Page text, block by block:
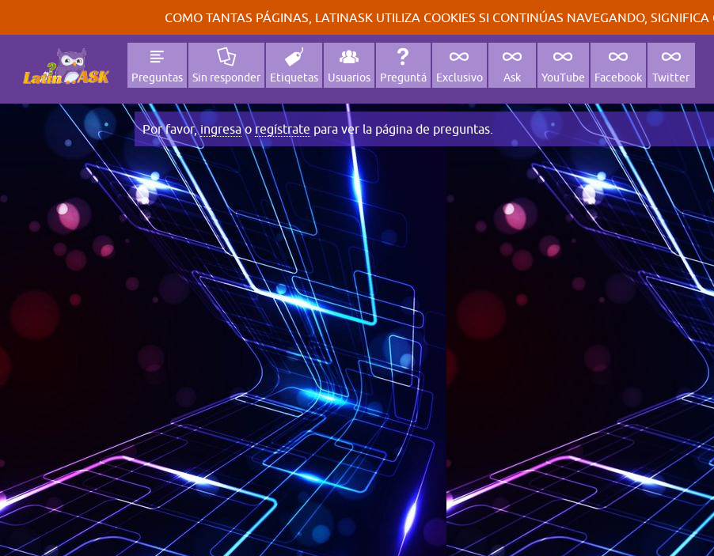
COMO TANTAS PÁGINAS, LATINASK UTILIZA COOKIES SI CONTINÚAS NAVEGANDO, SIGNIFICA
Preguntas Sin responder Etiquetas Usuarios Preguntá Exclusivo Ask YouTube Facebook Twitter
Por favor,ingresaoregístrate para ver la página de preguntas.